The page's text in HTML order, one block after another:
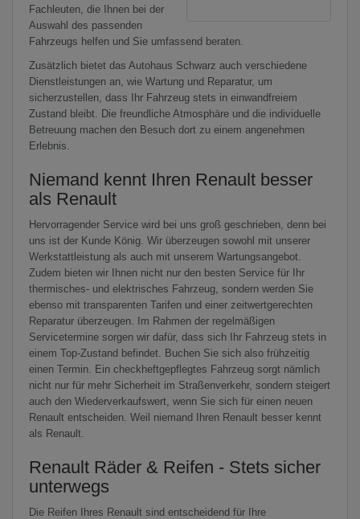
Fachleuten, die Ihnen bei der
Auswahl des passenden
Fahrzeugs helfen und Sie umfassend beraten.
Zusätzlich bietet das Autohaus Schwarz auch verschiedene
Dienstleistungen an, wie Wartung und Reparatur, um
sicherzustellen, dass Ihr Fahrzeug stets in einwandfreiem
Zustand bleibt. Die freundliche Atmosphäre und die individuelle
Betreuung machen den Besuch dort zu einem angenehmen
Erlebnis.
Niemand kennt Ihren Renault besser
als Renault
Hervorragender Service wird bei uns groß geschrieben, denn bei
uns ist der Kunde König. Wir überzeugen sowohl mit unserer
Werkstattleistung als auch mit unserem Wartungsangebot.
Zudem bieten wir Ihnen nicht nur den besten Service für Ihr
thermisches- und elektrisches Fahrzeug, sondern werden Sie
ebenso mit transparenten Tarifen und einer zeitwertgerechten
Reparatur überzeugen. Im Rahmen der regelmäßigen
Servicetermine sorgen wir dafür, dass sich Ihr Fahrzeug stets in
einem Top-Zustand befindet. Buchen Sie sich also frühzeitig
einen Termin. Ein checkheftgepflegtes Fahrzeug sorgt nämlich
nicht nur für mehr Sicherheit im Straßenverkehr, sondern steigert
auch den Wiederverkaufswert, wenn Sie sich für einen neuen
Renault entscheiden. Weil niemand Ihren Renault besser kennt
als Renault.
Renault Räder & Reifen - Stets sicher
unterwegs
Die Reifen Ihres Renault sind entscheidend für Ihre